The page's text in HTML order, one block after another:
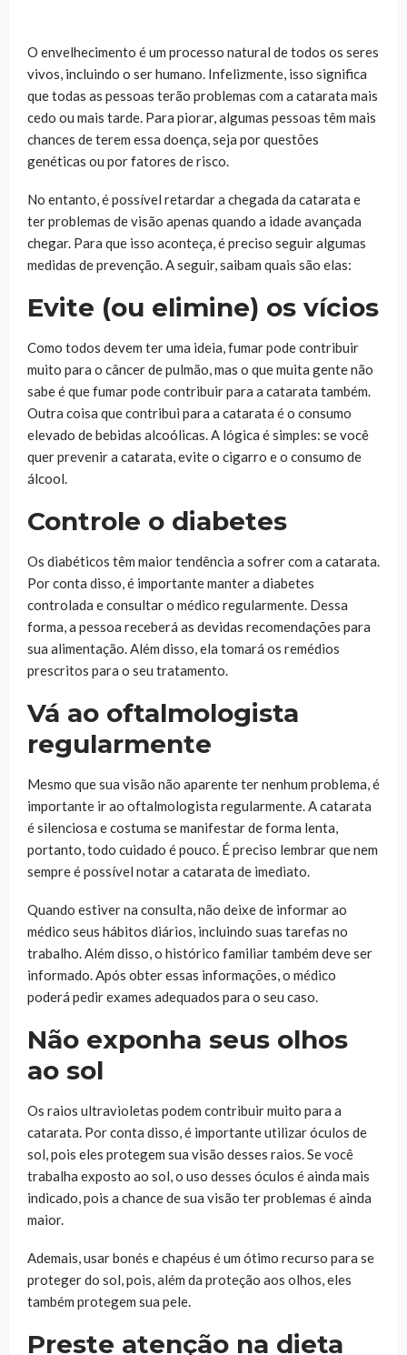
O envelhecimento é um processo natural de todos os seres
vivos, incluindo o ser humano. Infelizmente, isso significa
que todas as pessoas terão problemas com a catarata mais
cedo ou mais tarde. Para piorar, algumas pessoas têm mais
chances de terem essa doença, seja por questões
genéticas ou por fatores de risco.
No entanto, é possível retardar a chegada da catarata e
ter problemas de visão apenas quando a idade avançada
chegar. Para que isso aconteça, é preciso seguir algumas
medidas de prevenção. A seguir, saibam quais são elas:
Evite (ou elimine) os vícios
Como todos devem ter uma ideia, fumar pode contribuir
muito para o câncer de pulmão, mas o que muita gente não
sabe é que fumar pode contribuir para a catarata também.
Outra coisa que contribui para a catarata é o consumo
elevado de bebidas alcoólicas. A lógica é simples: se você
quer prevenir a catarata, evite o cigarro e o consumo de
álcool.
Controle o diabetes
Os diabéticos têm maior tendência a sofrer com a catarata.
Por conta disso, é importante manter a diabetes
controlada e consultar o médico regularmente. Dessa
forma, a pessoa receberá as devidas recomendações para
sua alimentação. Além disso, ela tomará os remédios
prescritos para o seu tratamento.
Vá ao oftalmologista
regularmente
Mesmo que sua visão não aparente ter nenhum problema, é
importante ir ao oftalmologista regularmente. A catarata
é silenciosa e costuma se manifestar de forma lenta,
portanto, todo cuidado é pouco. É preciso lembrar que nem
sempre é possível notar a catarata de imediato.
Quando estiver na consulta, não deixe de informar ao
médico seus hábitos diários, incluindo suas tarefas no
trabalho. Além disso, o histórico familiar também deve ser
informado. Após obter essas informações, o médico
poderá pedir exames adequados para o seu caso.
Não exponha seus olhos
ao sol
Os raios ultravioletas podem contribuir muito para a
catarata. Por conta disso, é importante utilizar óculos de
sol, pois eles protegem sua visão desses raios. Se você
trabalha exposto ao sol, o uso desses óculos é ainda mais
indicado, pois a chance de sua visão ter problemas é ainda
maior.
Ademais, usar bonés e chapéus é um ótimo recurso para se
proteger do sol, pois, além da proteção aos olhos, eles
também protegem sua pele.
Preste atenção na dieta